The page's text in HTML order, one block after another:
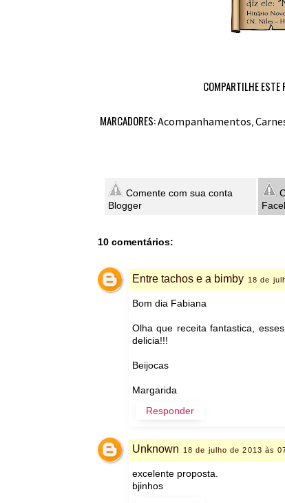
COMPARTILHE ESTE
MARCADORES:Acompanhamentos,
Comente com sua conta
Blogger
10 comentários:
Entre tachos e a bimby 18 de
Bom dia Fabiana
Olha que receita fantastica,
delicia!!!
Beijocas
Margarida
Responder
Unknown 18 de julho de 2013 às
excelente proposta.
bjinhos